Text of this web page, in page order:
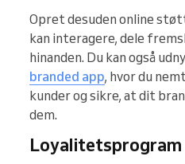
Opret desuden online
kan interagere, dele
hinanden. Du kan også
branded app, hvor du
kunder og sikre, at dit
dem.
Loyalitetsprogram